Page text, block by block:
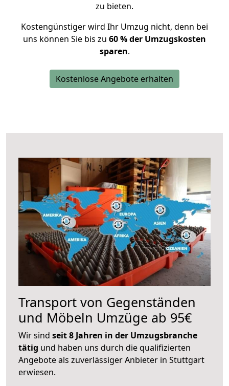
zu bieten.
Kostengünstiger wird Ihr Umzug nicht, denn bei
uns können Sie bis zu 60 % der Umzugskosten
sparen.
Kostenlose Angebote erhalten
Transport von Gegenständen
und Möbeln Umzüge ab 95€
Wir sind seit 8 Jahren in der Umzugsbranche
tätig und haben uns durch die qualifizierten
Angebote als zuverlässiger Anbieter in Stuttgart
erwiesen.